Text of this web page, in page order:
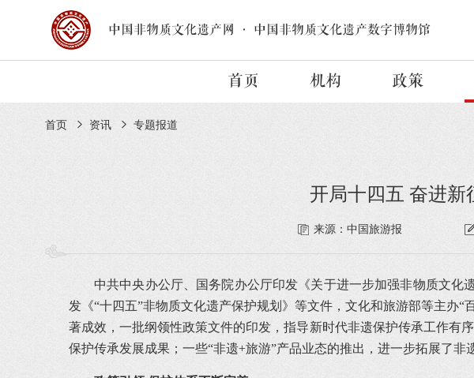
中国非物质文化遗产网 · 中国非物质文化遗产数字博物馆
首页 机构 政策
首页 资讯 专题报道
开局十四五 奋进
来源：中国旅游报
中共中央办公厅、国务院办公厅印发《关于进一步加强非物质文化
发《“十四五”非物质文化遗产保护规划》等文件，文化和旅游部等主办
著成效，一批纲领性政策文件的印发，指导新时代非遗保护传承工作有
保护传承发展成果；一些“非遗+旅游”产品业态的推出，进一步拓展了非